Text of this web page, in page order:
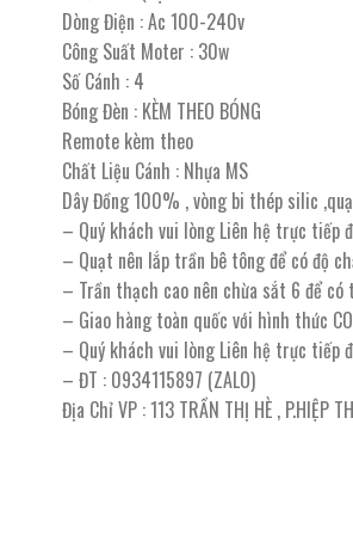
Dòng Điện : Ac 100-240v
Công Suất Moter : 30w
Số Cánh : 4
Bóng Đèn : KÈM THEO BÓNG
Remote kèm theo
Chất Liệu Cánh : Nhựa MS
Dây Đồng 100% , vòng bi thép silic
– Quý khách vui lòng Liên hệ trực tiếp
– Quạt nên lắp trần bê tông để có độ
– Trần thạch cao nên chừa sắt 6 để
– Giao hàng toàn quốc với hình thức
– Quý khách vui lòng Liên hệ trực tiếp
– ĐT : 0934115897 (ZALO)
Địa Chỉ VP : 113 TRẦN THỊ HÈ , P.HIỆP